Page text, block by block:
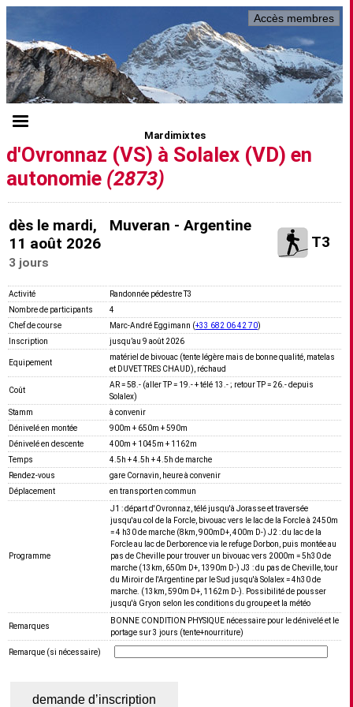
Accès membres
Mardimixtes
d'Ovronnaz (VS) à Solalex (VD) en
autonomie (2873)
dès le mardi,
11 août 2026
3 jours
Muveran - Argentine
T3
Activité
Randonnée pédestre T3
Nombre de participants
4
Chef de course
Marc-André Eggimann (+33 682 06 42 70)
Inscription
jusquʼau 9 août 2026
Equipement
matériel de bivouac (tente légère mais de bonne qualité, matelas
et DUVET TRES CHAUD), réchaud
Coût
AR = 58.- (aller TP = 19.- + télé 13.- ; retour TP = 26.- depuis
Solalex)
Stamm
à convenir
Dénivelé en montée
900m + 650m + 590m
Dénivelé en descente
400m + 1045m + 1162m
Temps
4.5h + 4.5h + 4.5h de marche
Rendez-vous
gare Cornavin, heure à convenir
Déplacement
en transport en commun
Programme
J1 : départ d'Ovronnaz, télé jusqu'à Jorasse et traversée
jusqu'au col de la Forcle, bivouac vers le lac de la Forcle à 2450m
= 4 h30 de marche (8km, 900mD+, 400m D-) J2 : du lac de la
Forcle au lac de Derborence via le refuge Dorbon, puis montée au
pas de Cheville pour trouver un bivouac vers 2000m = 5h30 de
marche (13km, 650m D+, 1390m D-) J3 : du pas de Cheville, tour
du Miroir de l'Argentine par le Sud jusqu'à Solalex = 4h30 de
marche. (13km, 590m D+, 1162m D-). Possibilité de pousser
jusqu'à Gryon selon les conditions du groupe et la météo
Remarques
BONNE CONDITION PHYSIQUE nécessaire pour le dénivelé et le
portage sur 3 jours (tente+nourriture)
Remarque (si nécessaire)